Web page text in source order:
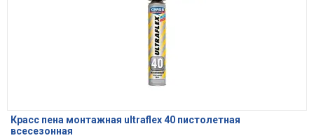
Красс пена монтажная ultraflex 40 пистолетная
всесезонная